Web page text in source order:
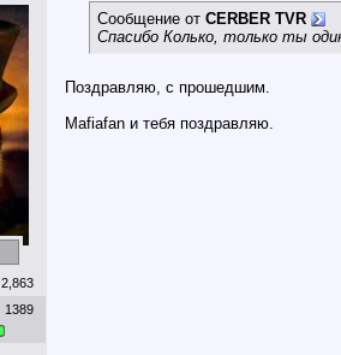
2,863
1389
Сообщение от CERBER TVR
Спасибо Колько, только ты
Поздравляю, с прошедшим.
Mafiafan и тебя поздравляю.